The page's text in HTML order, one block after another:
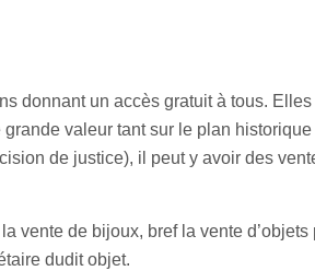
donnant un accès gratuit à tous. Elles
valeur tant sur le plan
de justice), il peut y avoir des
vente de bijoux, bref la vente d’objets
dudit objet.